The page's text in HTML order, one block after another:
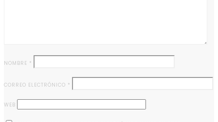
NOMBRE *
CORREO ELECTRÓNICO *
WEB